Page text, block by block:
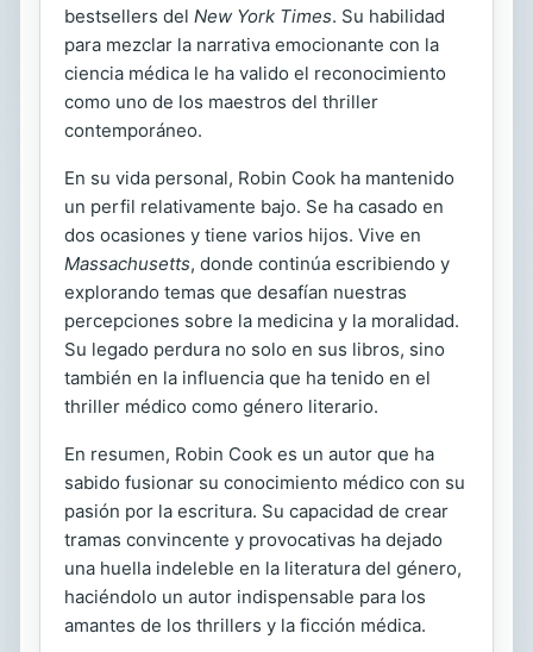
bestsellers del New York Times. Su habilidad
para mezclar la narrativa emocionante con la
ciencia médica le ha valido el reconocimiento
como uno de los maestros del thriller
contemporáneo.
En su vida personal, Robin Cook ha mantenido
un perfil relativamente bajo. Se ha casado en
dos ocasiones y tiene varios hijos. Vive en
Massachusetts, donde continúa escribiendo y
explorando temas que desafían nuestras
percepciones sobre la medicina y la moralidad.
Su legado perdura no solo en sus libros, sino
también en la influencia que ha tenido en el
thriller médico como género literario.
En resumen, Robin Cook es un autor que ha
sabido fusionar su conocimiento médico con su
pasión por la escritura. Su capacidad de crear
tramas convincente y provocativas ha dejado
una huella indeleble en la literatura del género,
haciéndolo un autor indispensable para los
amantes de los thrillers y la ficción médica.